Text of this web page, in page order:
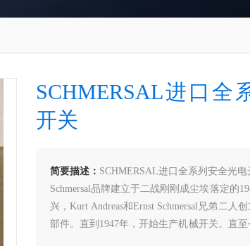
SCHMERSAL进口全
开关
简要描述： SCHMERSAL进口全系列安全光电
Schmersal品牌建立于二战刚刚成尘埃落定的
兴，Kurt Andreas和Ernst Schmersal兄弟二人
部件。直到1947年，开始生产机械开关。直至